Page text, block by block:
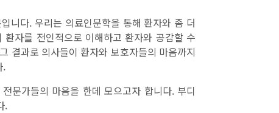
니다. 우리는 의료인문학을 통해 환자와 좀 더
자를 전인적으로 이해하고 환자와 공감할 수
결과로 의사들이 환자와 보호자들의 마음까지
.
문가들의 마음을 한데 모으고자 합니다. 부디
.